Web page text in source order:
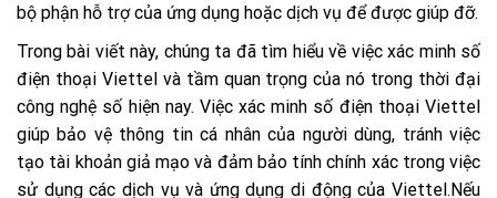
bộ phận hỗ trợ của ứng dụng hoặc dịch vụ để được giúp đỡ.
Trong bài viết này, chúng ta đã tìm hiểu về việc xác minh số
điện thoại Viettel và tầm quan trọng của nó trong thời đại
công nghệ số hiện nay. Việc xác minh số điện thoại Viettel
giúp bảo vệ thông tin cá nhân của người dùng, tránh việc
tạo tài khoản giả mạo và đảm bảo tính chính xác trong việc
sử dụng các dịch vụ và ứng dụng di động của Viettel.Nếu